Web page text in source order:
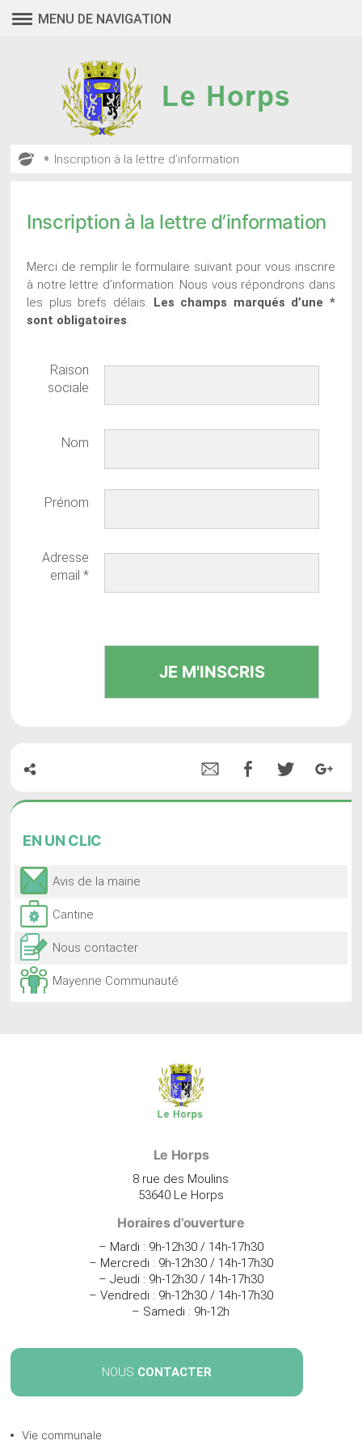
MENU DE NAVIGATION
• Inscription à la lettre d’information
Inscription à la lettre d’information
Merci de remplir le formulaire suivant pour vous inscrire
à notre lettre d’information. Nous vous répondrons dans
les plus brefs délais. Les champs marqués d’une *
sont obligatoires.
Raison
sociale
Nom
Prénom
Adresse
email *
EN UN CLIC
Avis de la mairie
Cantine
Nous contacter
Mayenne Communauté
Le Horps
8 rue des Moulins
53640 Le Horps
Horaires d’ouverture
– Mardi : 9h-12h30 / 14h-17h30
– Mercredi : 9h-12h30 / 14h-17h30
– Jeudi : 9h-12h30 / 14h-17h30
– Vendredi : 9h-12h30 / 14h-17h30
– Samedi : 9h-12h
NOUS CONTACTER
Vie communale